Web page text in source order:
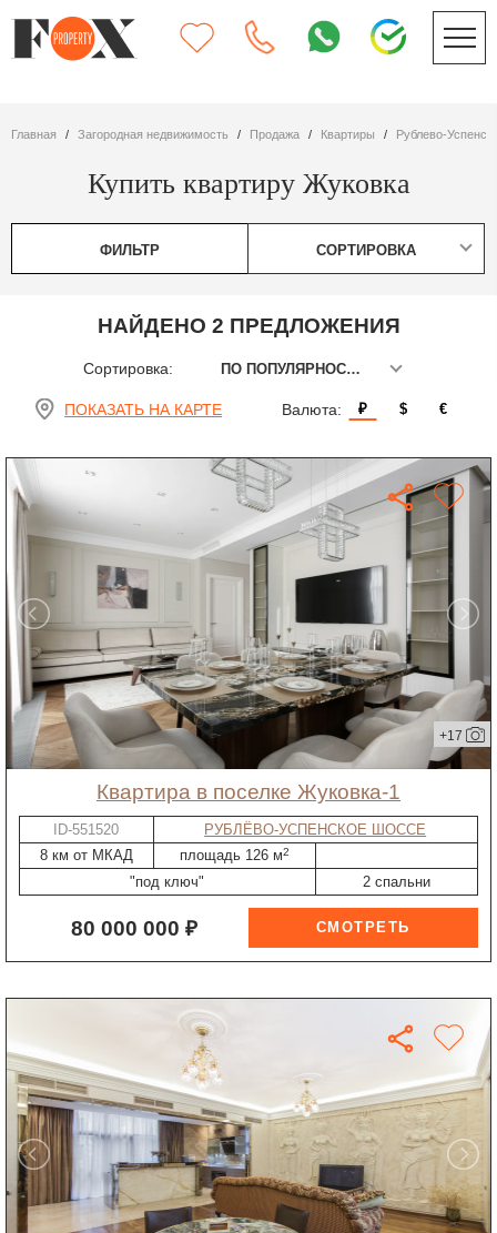
Главная Загородная недвижимость Продажа квартиры Рублево-
Купить квартиру Жуковка
ФИЛЬТР СОРТИРОВКА
НАЙДЕНО 2 ПРЕДЛОЖЕНИЯ
Сортировка: ПО ПОПУЛЯРНОСТИ
ПОКАЗАТЬ НА КАРТЕ Валюта: ₽ $ €
+17
квартира в поселке Жуковка-1
ID-551520
РУБЛЁВО-УСПЕНСКОЕ ШОССЕ
8 км от МКАД
площадь 126 м2
"под ключ" 2 спальни
80 000 000 ₽